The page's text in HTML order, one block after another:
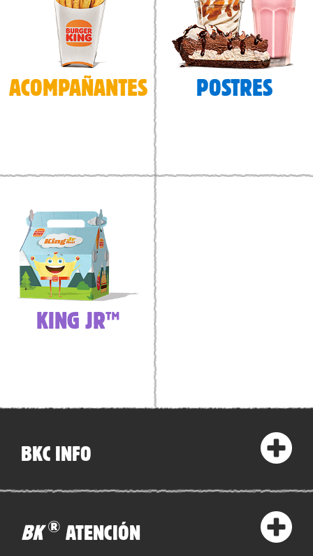
ACOMPAÑANTES POSTRES
KING JR™
BKC INFO
BK ® ATENCIÓN